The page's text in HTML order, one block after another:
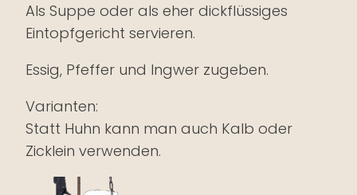
Als Suppe oder als eher dickflüssiges
Eintopfgericht servieren.
Essig, Pfeffer und Ingwer zugeben.
Varianten:
Statt Huhn kann man auch Kalb oder
Zicklein verwenden.